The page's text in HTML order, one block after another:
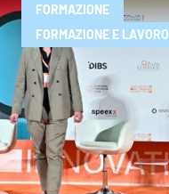
FORMAZIONE
FORMAZIONE E LAVORO